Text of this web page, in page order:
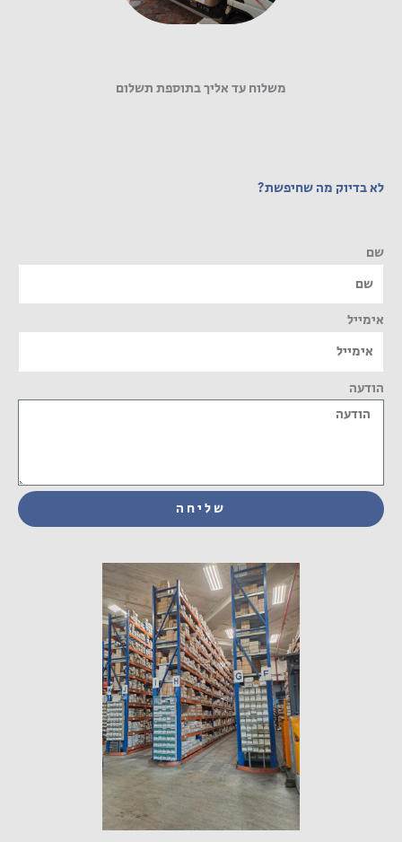
משלוח עד אליך בתוספת תשלום
לא בדיוק מה שחיפשת?
שם
אימייל
הודעה
שליחה